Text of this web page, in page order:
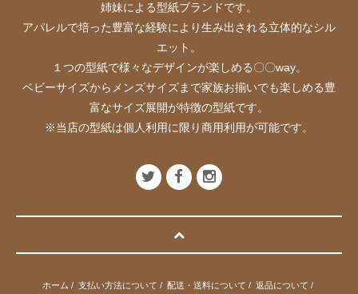
姉妹による型紙ブランドです。
アパレルで培った豊富な経験により生み出される立体的なシル
エット。
１つの型紙で様々なデザインが楽しめる〇〇way。
ベビーサイズからメンズサイズまで家族お揃いでも楽しめる豊
富なサイズ展開が特徴の型紙です。
※当店の型紙は個人利用に限り商用利用が可能です。
ホーム / 支払い方法について / 配送・送料について / 返品について /